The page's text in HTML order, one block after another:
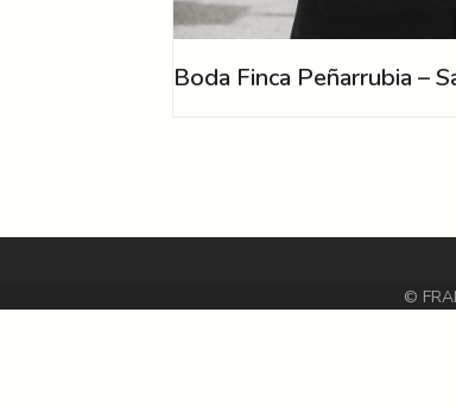
Boda Finca Peñarrubia –
©